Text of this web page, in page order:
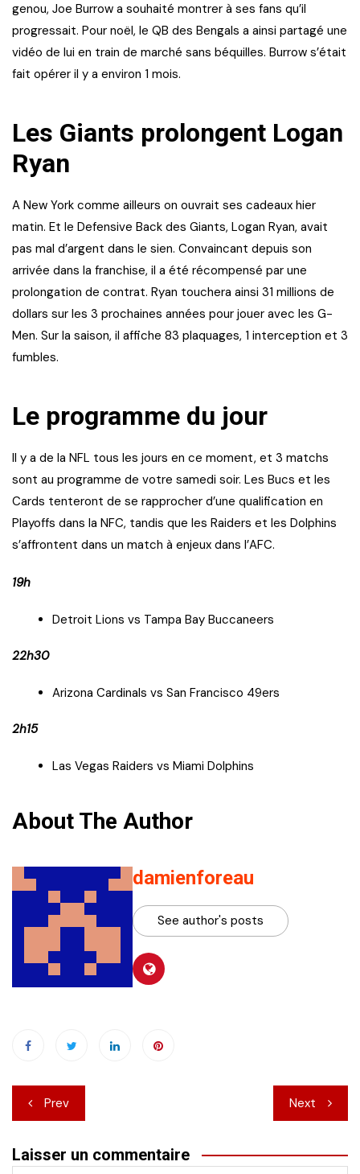
genou, Joe Burrow a souhaité montrer à ses fans qu’il
progressait. Pour noël, le QB des Bengals a ainsi partagé une
vidéo de lui en train de marché sans béquilles. Burrow s’était
fait opérer il y a environ 1 mois.
Les Giants prolongent Logan
Ryan
A New York comme ailleurs on ouvrait ses cadeaux hier
matin. Et le Defensive Back des Giants, Logan Ryan, avait
pas mal d’argent dans le sien. Convaincant depuis son
arrivée dans la franchise, il a été récompensé par une
prolongation de contrat. Ryan touchera ainsi 31 millions de
dollars sur les 3 prochaines années pour jouer avec les G-
Men. Sur la saison, il affiche 83 plaquages, 1 interception et 3
fumbles.
Le programme du jour
Il y a de la NFL tous les jours en ce moment, et 3 matchs
sont au programme de votre samedi soir. Les Bucs et les
Cards tenteront de se rapprocher d’une qualification en
Playoffs dans la NFC, tandis que les Raiders et les Dolphins
s’affrontent dans un match à enjeux dans l’AFC.
19h
Detroit Lions vs Tampa Bay Buccaneers
22h30
Arizona Cardinals vs San Francisco 49ers
2h15
Las Vegas Raiders vs Miami Dolphins
About The Author
damienforeau
See author's posts
Navigation
de
l’article
Prev Next
Laisser un commentaire